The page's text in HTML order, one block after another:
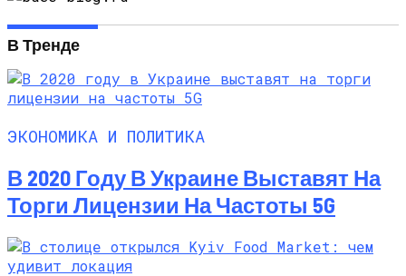
В Тренде
ЭКОНОМИКА И ПОЛИТИКА
В 2020 Году В Украине Выставят На
Торги Лицензии На Частоты 5G